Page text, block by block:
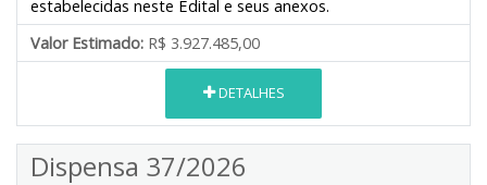
estabelecidas neste Edital e seus anexos.
Valor Estimado: R$ 3.927.485,00
DETALHES
Dispensa 37/2026